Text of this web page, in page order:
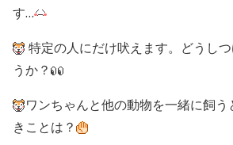
す…
特定の人にだけ吠えます。どうし
うか？
ワンちゃんと他の動物を一緒に飼
きことは？